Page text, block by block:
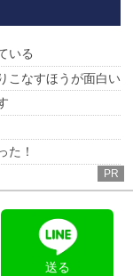
いる
こなすほうが面白い
た！
PR
送る